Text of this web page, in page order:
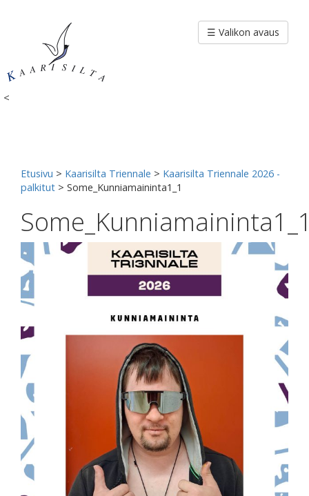
<
☰ Valikon avaus
Etusivu > Kaarisilta Triennale > Kaarisilta Triennale 2026 -
palkitut > Some_Kunniamaininta1_1